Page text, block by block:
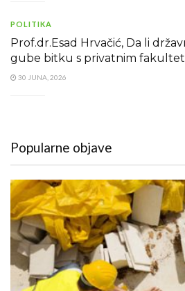
POLITIKA
Prof.dr.Esad Hrvačić, Da li
gube bitku s privatnim
30 JUNA, 2026
Popularne objave